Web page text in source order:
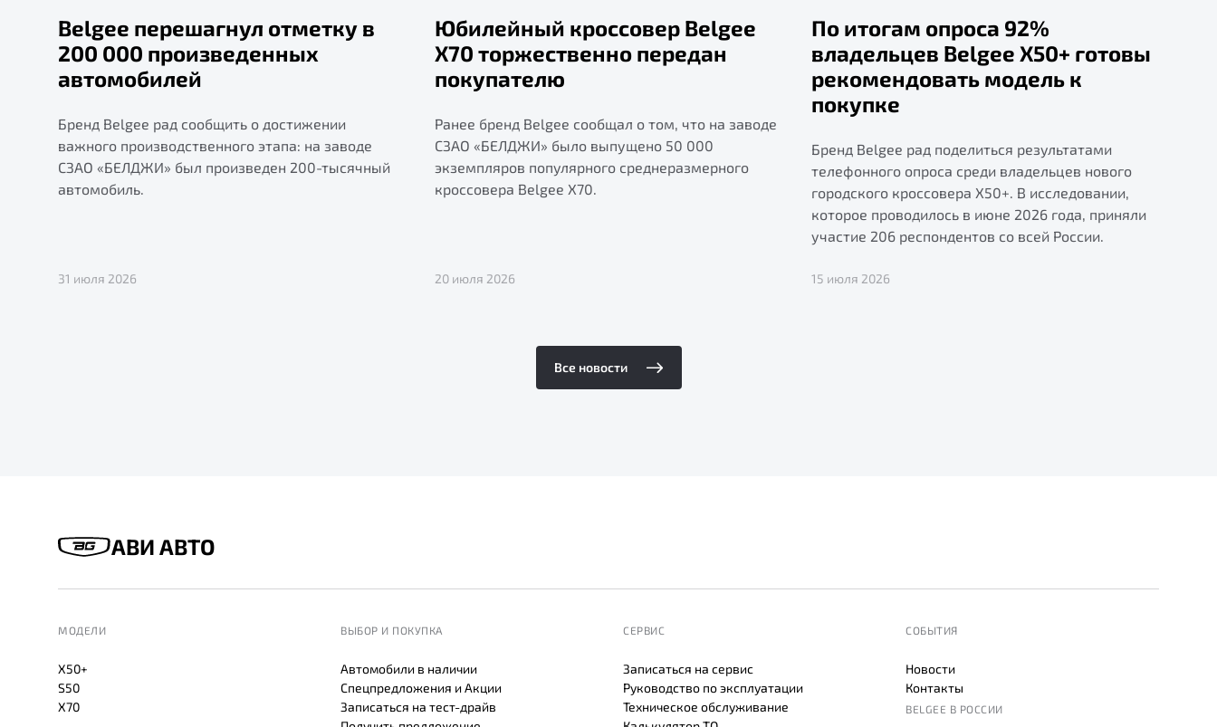
Belgee перешагнул отметку в
200 000 произведенных
автомобилей
Бренд Belgee рад сообщить о достижении
важного производственного этапа: на заводе
СЗАО «БЕЛДЖИ» был произведен 200-тысячный
автомобиль.
31 июля 2026
Юбилейный кроссовер Belgee
X70 торжественно передан
покупателю
Ранее бренд Belgee сообщал о том, что на заводе
СЗАО «БЕЛДЖИ» было выпущено 50 000
экземпляров популярного среднеразмерного
кроссовера Belgee X70.
20 июля 2026
По итогам опроса 92%
владельцев Belgee X50+ готовы
рекомендовать модель к
покупке
Бренд Belgee рад поделиться результатами
телефонного опроса среди владельцев нового
городского кроссовера X50+. В исследовании,
которое проводилось в июне 2026 года, приняли
участие 206 респондентов со всей России.
15 июля 2026
Все новости
АВИ АВТО
МОДЕЛИ
X50+
S50
X70
ВЫБОР И ПОКУПКА
Автомобили в наличии
Спецпредложения и Акции
Записаться на тест-драйв
СЕРВИС
Записаться на сервис
Руководство по эксплуатации
Техническое обслуживание
СОБЫТИЯ
Новости
Контакты
BELGEE В РОССИИ